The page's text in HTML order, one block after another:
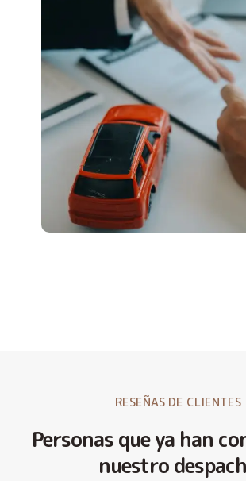
RESEÑAS DE CLIENTES
Personas que ya han
nuestro